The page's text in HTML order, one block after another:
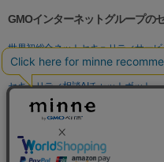
GMOインターネットグループの
世界初総合ネットセキュリティサービ
パスワード漏洩診断
Webサイトリ
セキュリティ相談AIチャットボット
実在証明・盗聴対策
サイバー攻撃対策（GMO Flatt Security